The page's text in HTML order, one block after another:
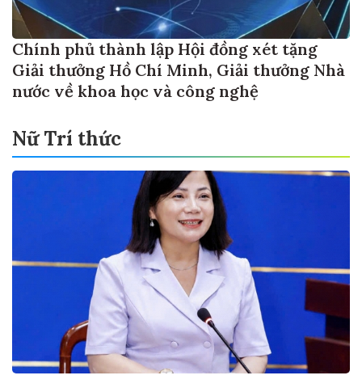
Chính phủ thành lập Hội đồng xét tặng
Giải thưởng Hồ Chí Minh, Giải thưởng Nhà
nước về khoa học và công nghệ
Nữ Trí thức